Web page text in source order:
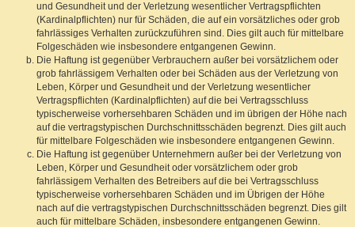
und Gesundheit und der Verletzung wesentlicher Vertragspflichten
(Kardinalpflichten) nur für Schäden, die auf ein vorsätzliches oder grob
fahrlässiges Verhalten zurückzuführen sind. Dies gilt auch für mittelbare
Folgeschäden wie insbesondere entgangenen Gewinn.
Die Haftung ist gegenüber Verbrauchern außer bei vorsätzlichem oder
grob fahrlässigem Verhalten oder bei Schäden aus der Verletzung von
Leben, Körper und Gesundheit und der Verletzung wesentlicher
Vertragspflichten (Kardinalpflichten) auf die bei Vertragsschluss
typischerweise vorhersehbaren Schäden und im übrigen der Höhe nach
auf die vertragstypischen Durchschnittsschäden begrenzt. Dies gilt auch
für mittelbare Folgeschäden wie insbesondere entgangenen Gewinn.
Die Haftung ist gegenüber Unternehmern außer bei der Verletzung von
Leben, Körper und Gesundheit oder vorsätzlichem oder grob
fahrlässigem Verhalten des Betreibers auf die bei Vertragsschluss
typischerweise vorhersehbaren Schäden und im Übrigen der Höhe
nach auf die vertragstypischen Durchschnittsschäden begrenzt. Dies gilt
auch für mittelbare Schäden, insbesondere entgangenen Gewinn.